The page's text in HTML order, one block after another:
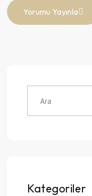
Yorumu Yayınla
Kategoriler